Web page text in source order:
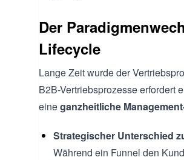
Der
Lifecycle
Lange Zeit wurde der
B2B-Vertriebsprozesse erfordert
eineganzheitliche
Strategischer Unterschied
Während ein Funnel den